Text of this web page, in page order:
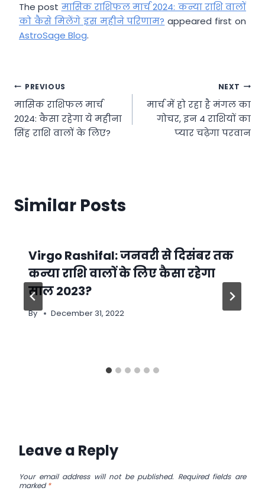
The post मासिक राशिफल मार्च 2024: कन्या राशि वालों
को कैसे मिलेंगे इस महीने परिणाम? appeared first on
AstroSage Blog.
Post
navigation
PREVIOUS
मासिक राशिफल मार्च
2024: कैसा रहेगा ये महीना
सिंह राशि वालों के लिए?
NEXT
मार्च में हो रहा है मंंगल का
गोचर, इन 4 राशियों का
प्‍यार चढ़ेगा परवान
Similar Posts
Virgo Rashifal: जनवरी से दिसंबर तक
कन्या राशि वालों के लिए कैसा रहेगा
साल 2023?
By December 31, 2022
Leave a Reply
Your email address will not be published. Required fields are
marked*